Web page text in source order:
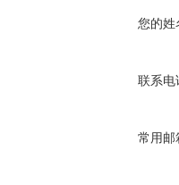
您的姓
联系电
常用邮